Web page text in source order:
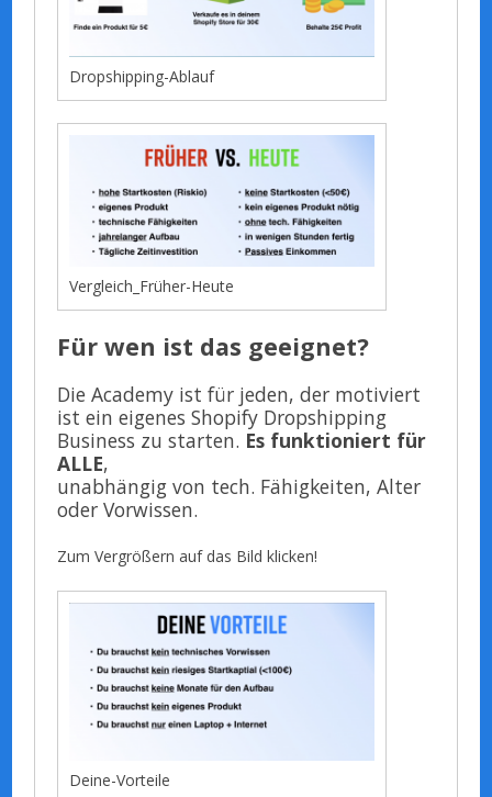
Dropshipping-Ablauf
Vergleich_Früher-Heute
Für wen ist das geeignet?
Die Academy ist für jeden, der motiviert
ist ein eigenes Shopify Dropshipping
Business zu starten. Es funktioniert für
ALLE,
unabhängig von tech. Fähigkeiten, Alter
oder Vorwissen.
Zum Vergrößern auf das Bild klicken!
Deine-Vorteile